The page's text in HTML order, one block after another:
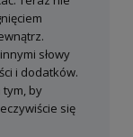
słowy
i dodatków.
by
się